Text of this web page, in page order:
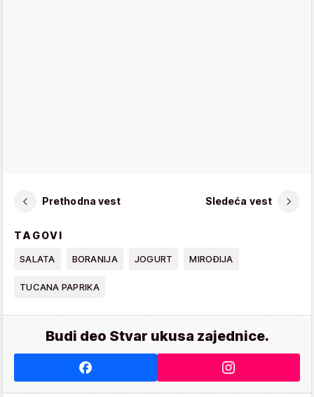
Prethodna vest Sledeća vest
TAGOVI
SALATA BORANIJA JOGURT MIROĐIJA
TUCANA PAPRIKA
Budi deo Stvar ukusa zajednice.